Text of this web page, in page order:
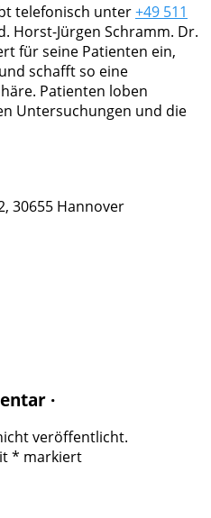
telefonisch unter+49 511
Horst-Jürgen Schramm. Dr.
für seine Patienten ein,
schafft so eine
Patienten loben
Untersuchungen und die
30655 Hannover
·
veröffentlicht.
* markiert